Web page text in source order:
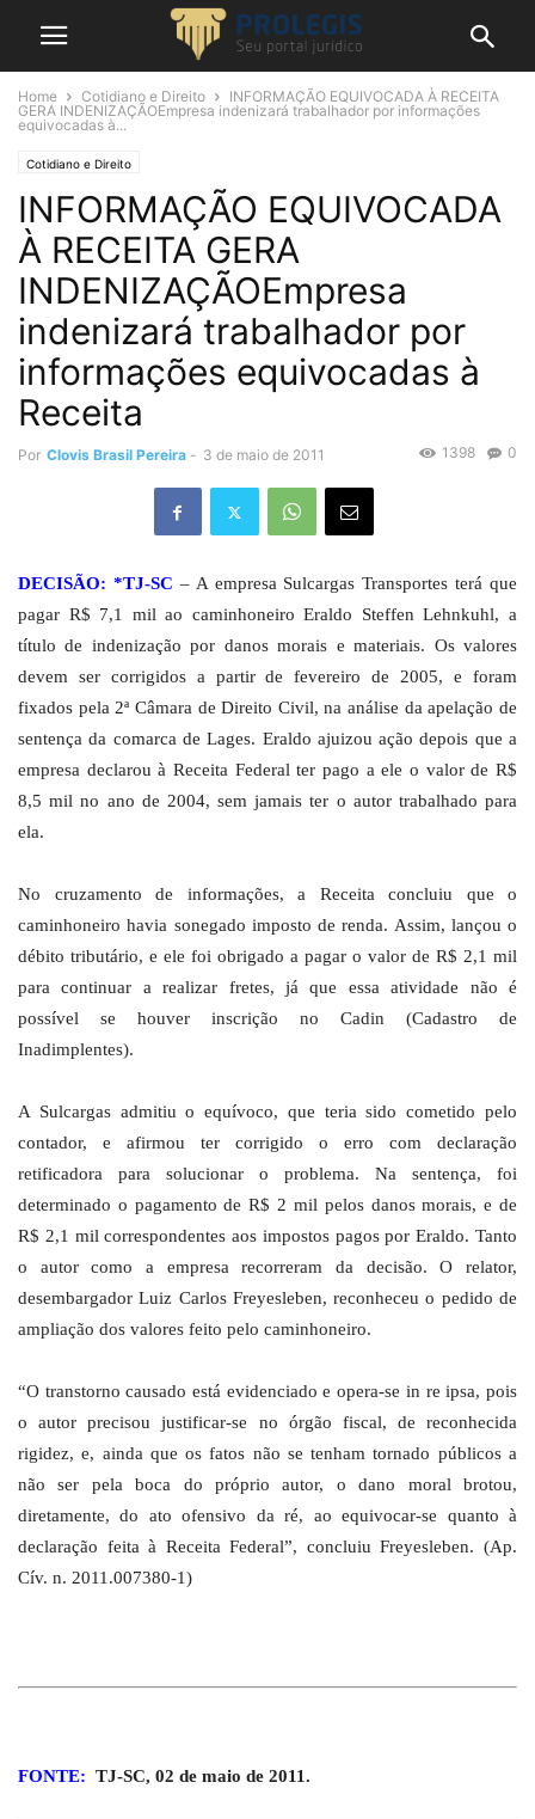
Home Cotidiano e Direito
INFORMAÇÃO EQUIVOCADA À RECEITA
GERA INDENIZAÇÃOEmpresa indenizará trabalhador por informações
equivocadas à...
Cotidiano e Direito
INFORMAÇÃO EQUIVOCADA
À RECEITA GERA
INDENIZAÇÃOEmpresa
indenizará trabalhador por
informações equivocadas à
Receita
Por Clovis Brasil Pereira - 3 de maio de 2011 0
1398
DECISÃO: *TJ-SC – A empresa Sulcargas Transportes terá que
pagar R$ 7,1 mil ao caminhoneiro Eraldo Steffen Lehnkuhl, a
título de indenização por danos morais e materiais. Os valores
devem ser corrigidos a partir de fevereiro de 2005, e foram
fixados pela 2ª Câmara de Direito Civil, na análise da apelação de
sentença da comarca de Lages. Eraldo ajuizou ação depois que a
empresa declarou à Receita Federal ter pago a ele o valor de R$
8,5 mil no ano de 2004, sem jamais ter o autor trabalhado para
ela.
No cruzamento de informações, a Receita concluiu que o
caminhoneiro havia sonegado imposto de renda. Assim, lançou o
débito tributário, e ele foi obrigado a pagar o valor de R$ 2,1 mil
para continuar a realizar fretes, já que essa atividade não é
possível se houver inscrição no Cadin (Cadastro de
Inadimplentes).
A Sulcargas admitiu o equívoco, que teria sido cometido pelo
contador, e afirmou ter corrigido o erro com declaração
retificadora para solucionar o problema. Na sentença, foi
determinado o pagamento de R$ 2 mil pelos danos morais, e de
R$ 2,1 mil correspondentes aos impostos pagos por Eraldo. Tanto
o autor como a empresa recorreram da decisão. O relator,
desembargador Luiz Carlos Freyesleben, reconheceu o pedido de
ampliação dos valores feito pelo caminhoneiro.
“O transtorno causado está evidenciado e opera-se in re ipsa, pois
o autor precisou justificar-se no órgão fiscal, de reconhecida
rigidez, e, ainda que os fatos não se tenham tornado públicos a
não ser pela boca do próprio autor, o dano moral brotou,
diretamente, do ato ofensivo da ré, ao equivocar-se quanto à
declaração feita à Receita Federal”, concluiu Freyesleben. (Ap.
Cív. n. 2011.007380-1)
FONTE: TJ-SC, 02 de maio de 2011.